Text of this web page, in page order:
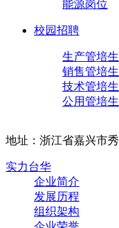
能源岗位
校园招聘
生产管培生
销售管培生
技术管培生
公用管培生
地址：浙江省嘉兴市
实力台华
企业简介
发展历程
组织架构